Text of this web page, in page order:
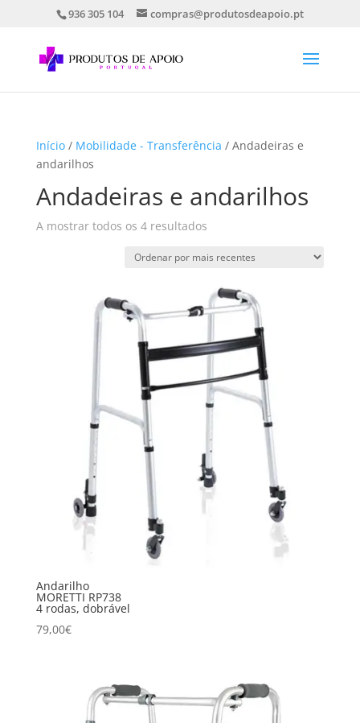
936 305 104 compras@produtosdeapoio.pt
Início/ Mobilidade - Transferência / Andadeiras e
andarilhos
Andadeiras e andarilhos
A mostrar todos os 4 resultadosOrdenado
mais
Andarilho
MORETTI RP738
4 rodas, dobrável
79,00€